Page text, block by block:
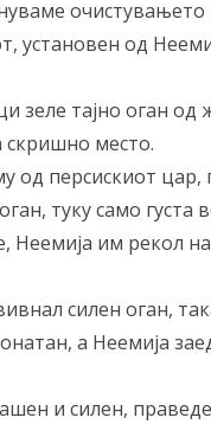
од
тајно оган од
скришно место.
од персискиот цар,
туку само густа
Неемија им рекол
силен оган,
а Неемија
и силен,